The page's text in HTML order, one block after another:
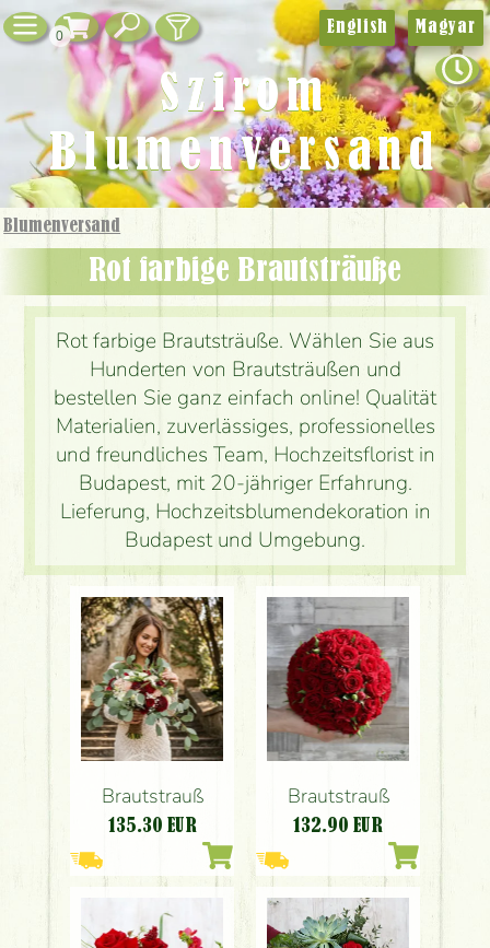
0
Blumenversand
Rot farbige Brautsträuße
Rot farbige Brautsträuße. Wählen Sie aus
Hunderten von Brautsträußen und
bestellen Sie ganz einfach online! Qualität
Materialien, zuverlässiges, professionelles
und freundliches Team, Hochzeitsflorist in
Budapest, mit 20-jähriger Erfahrung.
Lieferung, Hochzeitsblumendekoration in
Budapest und Umgebung.
Brautstrauß
135.30 EUR
Brautstrauß
132.90 EUR
English Magyar
Szirom
Blumenversand